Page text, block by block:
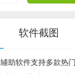
软件截图
助软件支持多款热